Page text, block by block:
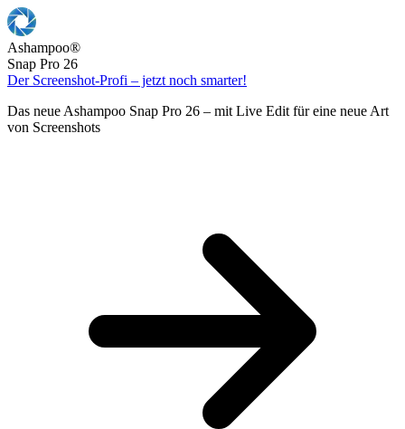
Ashampoo®
Snap Pro 26
Der Screenshot-Profi – jetzt noch smarter!
Das neue Ashampoo Snap Pro 26 – mit Live Edit für eine neue Art
von Screenshots